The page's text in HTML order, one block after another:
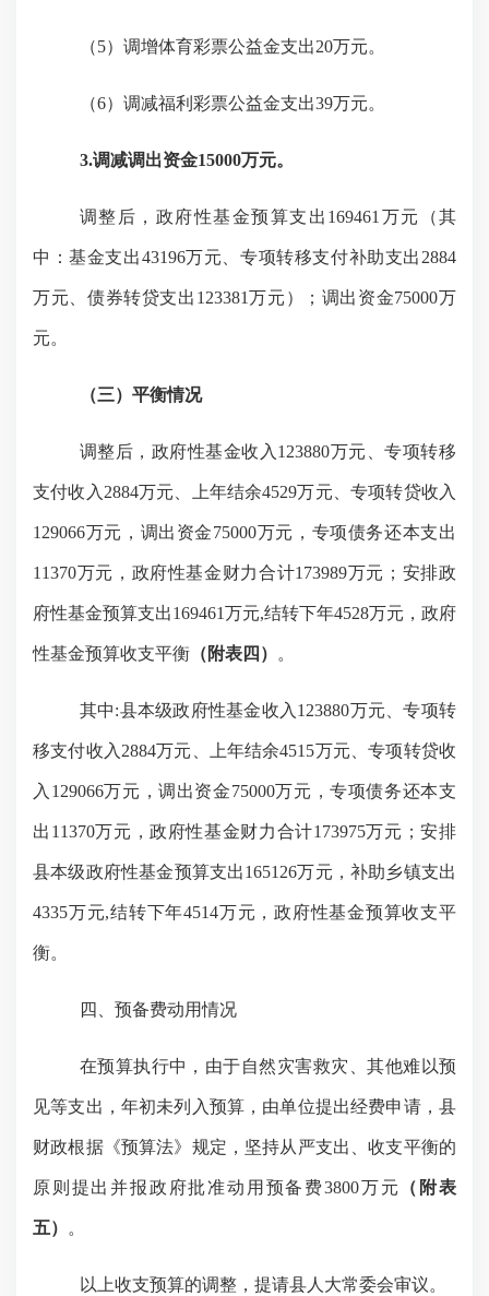
（5）调增体育彩票公益金支出20万元。
（6）调减福利彩票公益金支出39万元。
3.调减调出资金15000万元。
调整后，政府性基金预算支出 169461万元（其
中：基金支出43196万元、 专项转移支付补助支出 2884
万元、债券转贷支出123381万元）；调出资金75000万
元。
（三）平衡情况
调整后，政府性基金收入 123880万元、专项转移
支付收入2884万元、上年结余4529万元、专项转贷收入
129066万元，调出资金75000万元 ，专项债务还本支出
11370万元， 政府性基金财力合计173989万元；安排政
府性基金预算支出169461万元,结转下年4528万元，政府
性基金预算收支平衡 （附表四 ） 。
其中:县本级政府性基金收入 123880万元、专项转
移支付收入2884万元、上年结余4515万元、专项转贷收
入129066万元，调出资金75000万元 ，专项债务还本支
出 11370万元，政府性基金财力合计173975万元；安排
县本级政府性基金预算支出165126万元 ，补助乡镇支出
4335万元,结转下年4514万元，政府性基金预算收支平
衡。
四、预备费动用情况
在预算执行中，由于自然灾害救灾、其他难以预
见等支出，年初未列入预算，由单位提出经费申请，县
财政根据《预算法》规定，坚持从严支出、收支平衡的
原则提出并报政府批准动用预备费3800万元 （附表
五） 。
以上收支预算的调整， 提请县人大常委会审议。